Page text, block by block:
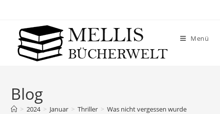
Menü
Blog
> 2024 > Januar > Thriller > Was nicht vergessen wurde